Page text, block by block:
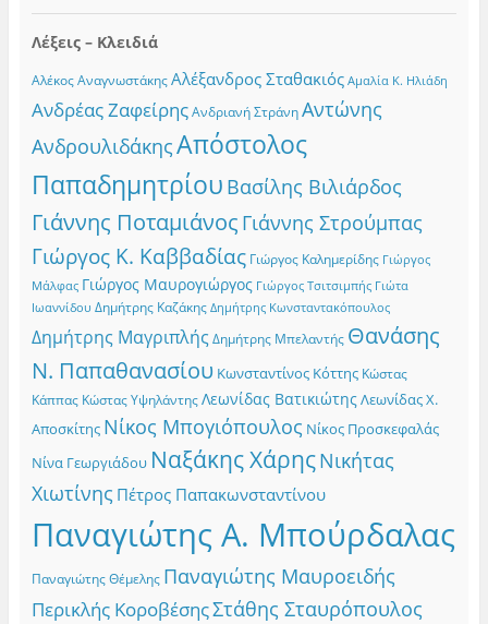
Λέξεις – Κλειδιά
Αλέκος Αναγνωστάκης Αλέξανδρος Σταθακιός Αμαλία Κ. Ηλιάδη
Ανδρέας Ζαφείρης Ανδριανή Στράνη Αντώνης
ΑνδρουλιδάκηςΑπόστολος
Παπαδημητρίου Βασίλης Βιλιάρδος
Γιάννης Ποταμιάνος Γιάννης Στρούμπας
Γιώργος Κ. Καββαδίας Γιώργος Καλημερίδης Γιώργος
Μάλφας Γιώργος Μαυρογιώργος Γιώργος Τσιτσιμπής Γιώτα
Ιωαννίδου Δημήτρης Καζάκης Δημήτρης Κωνσταντακόπουλος
Δημήτρης Μαγριπλής Δημήτρης Μπελαντής Θανάσης
Ν. Παπαθανασίου Κωνσταντίνος Κόττης Κώστας
Κάππας Κώστας Υψηλάντης Λεωνίδας ΒατικιώτηςΛεωνίδας Χ.
Αποσκίτης Νίκος Μπογιόπουλος Νίκος Προσκεφαλάς
Νίνα Γεωργιάδου Ναξάκης ΧάρηςΝικήτας
Χιωτίνης Πέτρος Παπακωνσταντίνου
Παναγιώτης Α. Μπούρδαλας
Παναγιώτης Θέμελης Παναγιώτης Μαυροειδής
Περικλής ΚοροβέσηςΣτάθης Σταυρόπουλος